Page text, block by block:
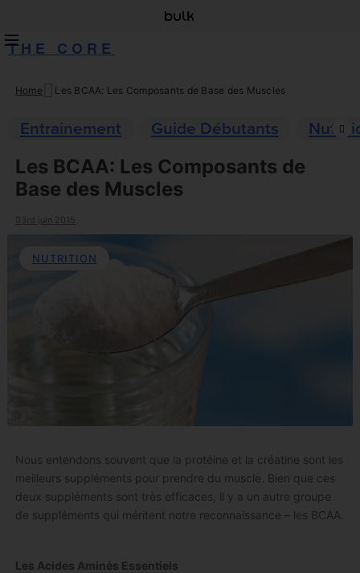
THE CORE
Skip
content
Home Les BCAA: Les Composants de Base des Muscles
Entrainement Guide Débutants
Les BCAA: Les Composants de
Base des Muscles
03rd juin 2015
NUTRITION
Nous entendons souvent que la protéine et la créatine sont les
meilleurs suppléments pour prendre du muscle. Bien que ces
deux suppléments sont très efficaces, il y a un autre groupe
de suppléments qui méritent notre reconnaissance – les BCAA.
Les Acides Aminés Essentiels